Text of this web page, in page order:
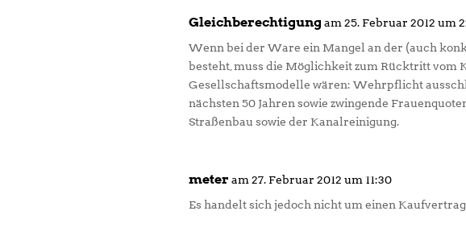
Gleichberechtigung am 25. Februar 2012 um
Wenn bei der Ware ein Mangel an der (auch
besteht, muss die Möglichkeit zum Rücktritt vom
Gesellschaftsmodelle wären: Wehrpflicht
nächsten 50 Jahren sowie zwingende
Straßenbau sowie der Kanalreinigung.
meter am 27. Februar 2012 um 11:30
Es handelt sich jedoch nicht um einen